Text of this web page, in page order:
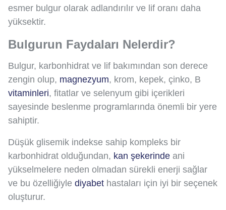
esmer bulgur olarak adlandırılır ve lif oranı daha
yüksektir.
Bulgurun Faydaları Nelerdir?
Bulgur, karbonhidrat ve lif bakımından son derece
zengin olup, magnezyum, krom, kepek, çinko, B
vitaminleri, fitatlar ve selenyum gibi içerikleri
sayesinde beslenme programlarında önemli bir yere
sahiptir.
Düşük glisemik indekse sahip kompleks bir
karbonhidrat olduğundan, kan şekerinde ani
yükselmelere neden olmadan sürekli enerji sağlar
ve bu özelliğiyle diyabet hastaları için iyi bir seçenek
oluşturur.